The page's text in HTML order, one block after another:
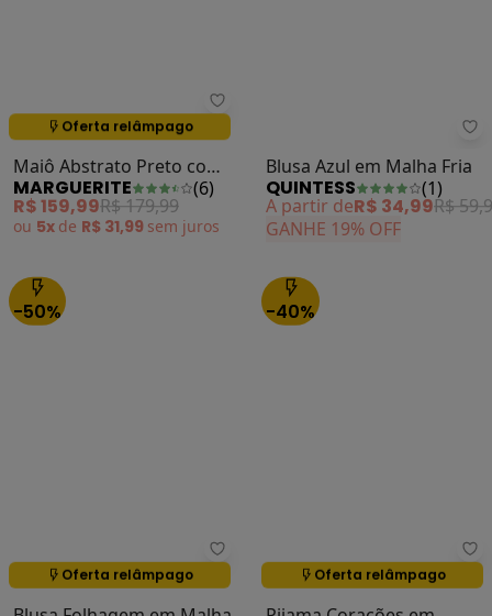
Marguerite - Maiô Abstrato
Oferta relâmpago
Termina em:02:19:47
Maiô Abstrato Preto com
Torção
MARGUERITE ( )
R$ 159,99R$ 179,99
Blusa Azul em Malha Fria
QUINTESS (1)
A partir deR$ 34,99
-50%
Marguerite - Blusa Folhagem
-40%